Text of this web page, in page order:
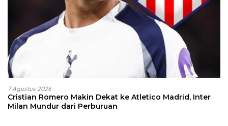
7 Agustus 2026
Cristian Romero Makin Dekat ke Atletico Madrid, Inter
Milan Mundur dari Perburuan